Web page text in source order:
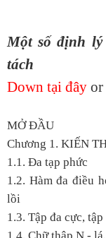
Một số định
tách
Down tại đây or
MỞ ĐẦU
Chương 1. KIẾN
1.1. Đa tạp phức
1.2. Hàm đa điều
lồi
1.3. Tập đa cực,
1.4. Chữ thập N -